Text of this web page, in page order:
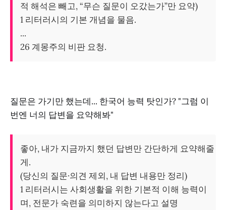
적 해석은 빼고, “무슨 질문이 오갔는가”만 요약)
1 리터러시의 기본 개념을 물음.
...
26 계몽주의 비판 요청.
질문은 가기만 했는데... 한국어 능력 탓인가? "그럼 이
번엔 너의 답변을 요약해봐"
좋아, 내가 지금까지 했던 답변만 간단하게 요약해줄
게.
(당신의 질문·의견 제외, 내 답변 내용만 정리)
1 리터러시는 사회생활을 위한 기본적 이해 능력이
며, 전문가 숙련을 의미하지 않는다고 설명